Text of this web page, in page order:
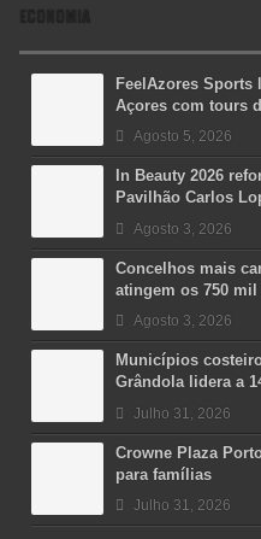
ECONOMIA
FeelAzores Sports
Açores com tours
Agosto 5, 2026
In Beauty 2026
Pavilhão Carlos
Agosto 3, 2026
Concelhos mais
atingem os 750 mil
Agosto 3, 2026
Municípios
Grândola lidera a
Julho 31, 2026
Crowne Plaza
para famílias
Julho 31, 2026